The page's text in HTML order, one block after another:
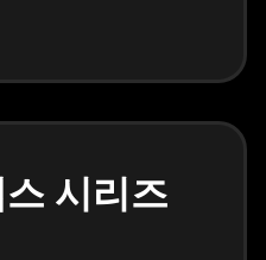
시리즈